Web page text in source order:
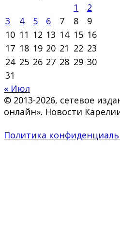
1
2
3
4 5 6 7 8
9
10 11 12 13 14 15 16
17 18 19 20 21 22 23
24 25 26 27 28 29 30
31
« Июл
© 2013-2026, сетевое
онлайн». Новости
Политика